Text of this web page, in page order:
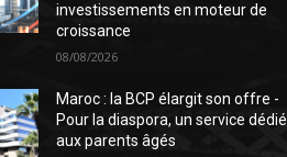
investissements en moteur de
croissance
08/08/2026
Maroc : la BCP élargit son offre -
Pour la diaspora, un service dédié
aux parents âgés